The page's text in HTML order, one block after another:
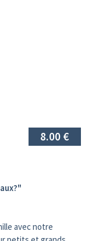
8.00 €
avec notre